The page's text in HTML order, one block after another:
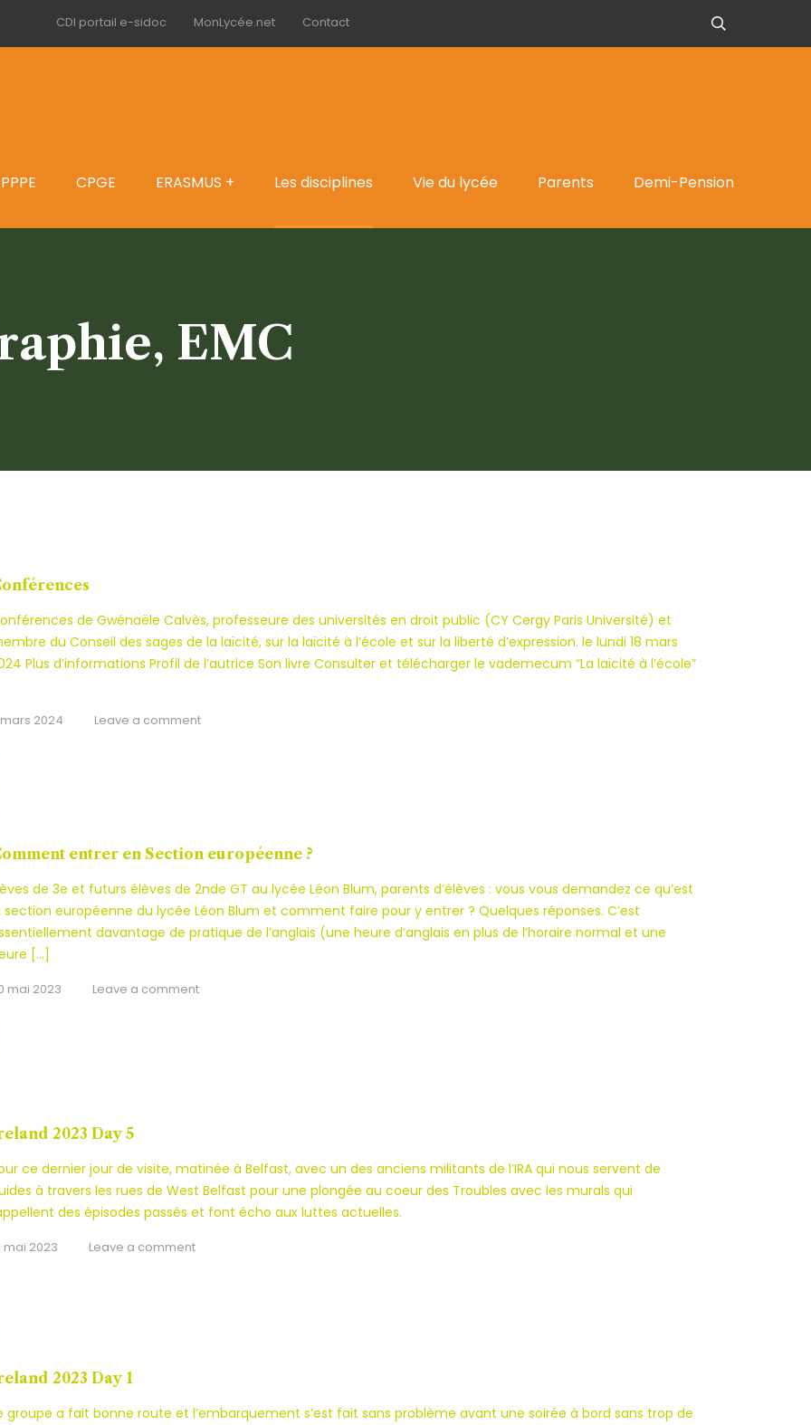
CDI portail e-sidoc MonLycée.net Contact
PPPE CPGE ERASMUS + Les disciplines Vie du lycée Parents Demi-Pension
EMC
de Gwénaële Calvès, professeure des universités en droit public (CY Cergy Paris Université) et
du Conseil des sages de la laïcité, sur la laïcité à l’école et sur la liberté d’expression. le lundi 18 mars
Plus d’informations Profil de l’autrice Son livre Consulter et télécharger le vademecum “La laïcité à l’école”
2024 Leave a comment
entrer en Section européenne ?
de 3e et futurs élèves de 2nde GT au lycée Léon Blum, parents d’élèves : vous vous demandez ce qu’est
section européenne du lycée Léon Blum et comment faire pour y entrer ? Quelques réponses. C’est
davantage de pratique de l’anglais (une heure d’anglais en plus de l’horaire normal et une
[…]
mai 2023 Leave a comment
2023 Day 5
ce dernier jour de visite, matinée à Belfast, avec un des anciens militants de l’IRA qui nous servent de
à travers les rues de West Belfast pour une plongée au coeur des Troubles avec les murals qui
des épisodes passés et font écho aux luttes actuelles.
mai 2023 Leave a comment
2023 Day 1
groupe a fait bonne route et l’embarquement s’est fait sans problème avant une soirée à bord sans trop de